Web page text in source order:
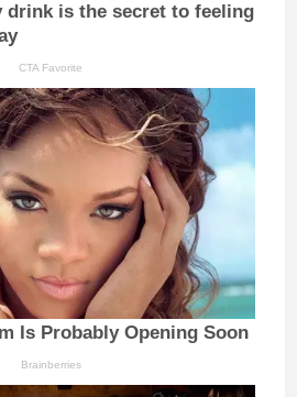
drink is the secret to feeling
CTA Favorite
Is Probably Opening Soon
Brainberries